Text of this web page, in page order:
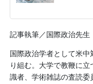
記事執筆／国際政治先生
国際政治学者として米
り組む。大学で教鞭に
識者、学術雑誌の査読